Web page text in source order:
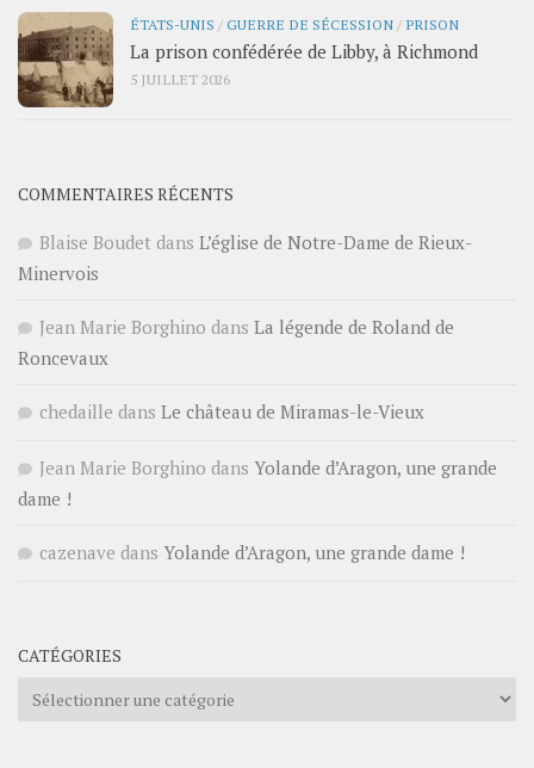
ÉTATS-UNIS /GUERRE DE SÉCESSION / PRISON
La prison confédérée de Libby, à Richmond
5 JUILLET 2026
COMMENTAIRES RÉCENTS
Blaise Boudet dans L’église de Notre-Dame de Rieux-
Minervois
Jean Marie Borghino dans La légende de Roland de
Roncevaux
chedaille dans Le château de Miramas-le-Vieux
Jean Marie Borghino dans Yolande d’Aragon, une grande
dame !
cazenave dans Yolande d’Aragon, une grande dame !
CATÉGORIES
Catégories